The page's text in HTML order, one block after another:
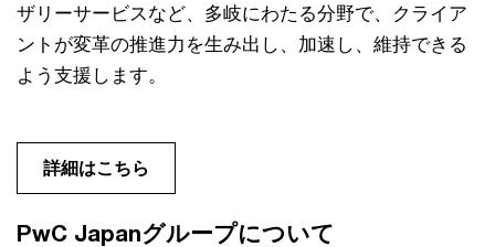
ザリーサービスなど、多岐にわたる分野で、クライア
ントが変革の推進力を生み出し、加速し、維持できる
よう支援します。
詳細はこちら
PwC Japanグループについて